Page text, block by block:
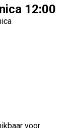
12:00
voor